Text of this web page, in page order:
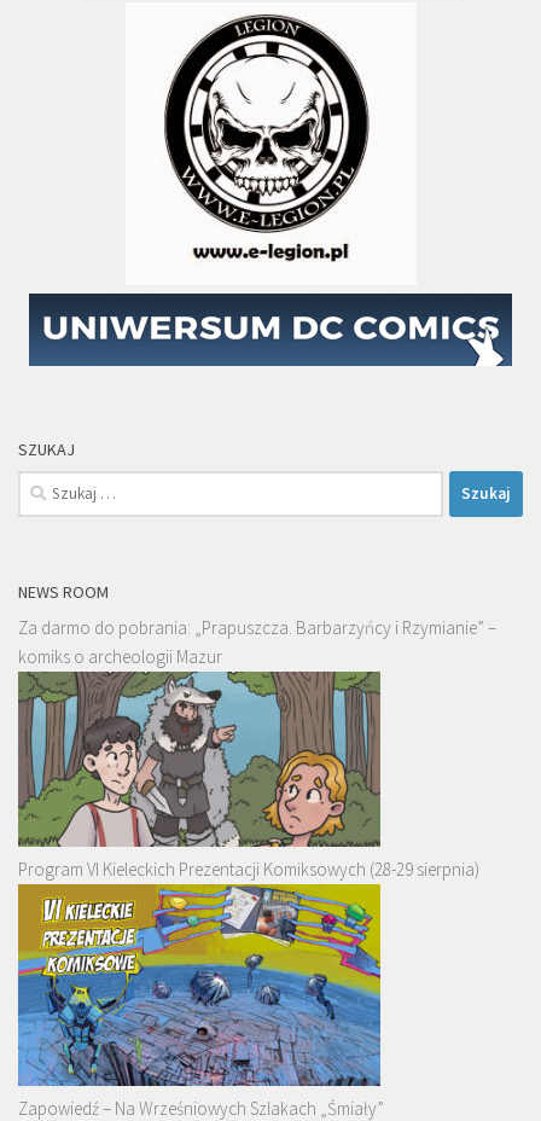
SZUKAJ
Szukaj:
NEWS ROOM
Za darmo do pobrania: „Prapuszcza. Barbarzyńcy i Rzymianie” –
komiks o archeologii Mazur
Program VI Kieleckich Prezentacji Komiksowych (28-29 sierpnia)
Zapowiedź – Na Wrześniowych Szlakach „Śmiały”